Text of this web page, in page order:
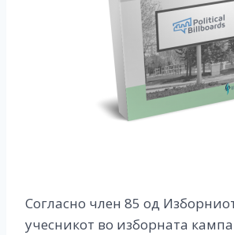
Согласно член 85 од
учесникот во изборната